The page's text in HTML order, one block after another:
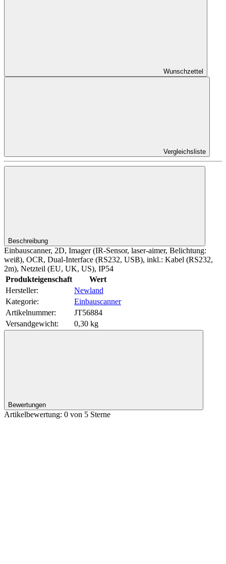
Wunschzettel
Vergleichsliste
Beschreibung
Einbauscanner, 2D, Imager (IR-Sensor, laser-aimer, Belichtung:
weiß), OCR, Dual-Interface (RS232, USB), inkl.: Kabel (RS232,
2m), Netzteil (EU, UK, US), IP54
Produkteigenschaft
Wert
Hersteller:
Newland
Kategorie:
Einbauscanner
Artikelnummer:
JT56884
Versandgewicht‍:
0,30 kg
Bewertungen
Artikelbewertung: 0 von 5 Sterne